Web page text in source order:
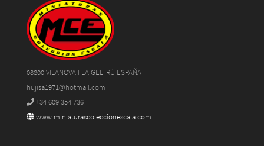
08800 VILANOVA I LA GELTRÚ ESPAÑA
hujisa1971@hotmail.com
+34 609 354 736
www.miniaturascoleccionescala.com